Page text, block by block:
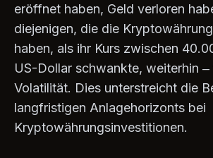
eröffnet haben, Geld verloren
diejenigen, die die
haben, als ihr Kurs zwischen
US-Dollar schwankte, weiterhin
Volatilität. Dies unterstreicht die
langfristigen Anlagehorizonts bei
Kryptowährungsinvestitionen.